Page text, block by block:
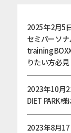
2025年2月5
セミパーソ
training
りたい方必見
2023年10月
DIET PARK
2023年8月17